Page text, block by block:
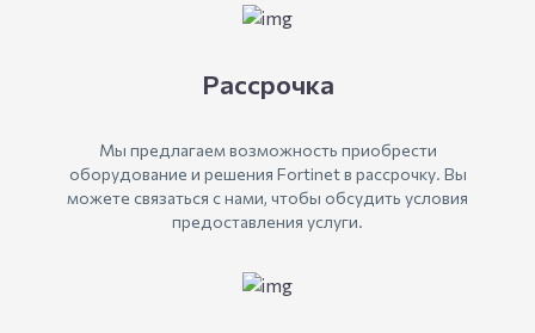
Рассрочка
Мы предлагаем возможность приобрести
оборудование и решения Fortinet в рассрочку. Вы
можете связаться с нами, чтобы обсудить условия
предоставления услуги.